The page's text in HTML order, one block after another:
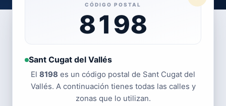
CÓDIGO POSTAL
8198
Sant Cugat del Vallés
El 8198 es un código postal de Sant Cugat del
Vallés. A continuación tienes todas las calles y
zonas que lo utilizan.